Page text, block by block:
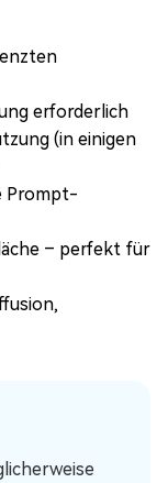
erforderlich
(in einigen
Prompt-
– perfekt für